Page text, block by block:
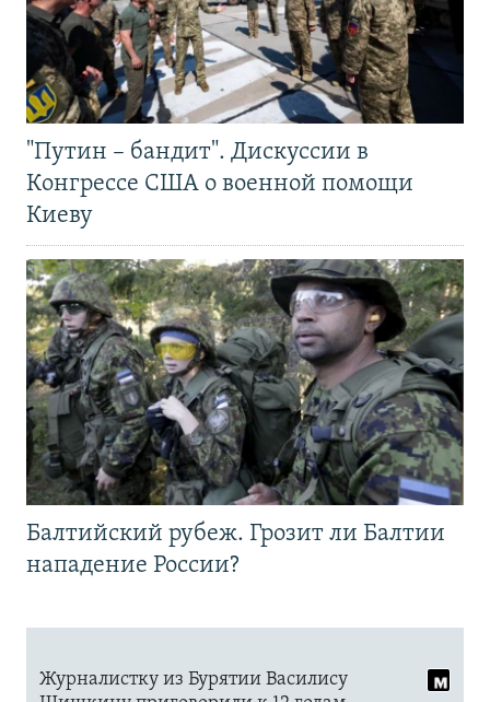
"Путин – бандит". Дискуссии в
Конгрессе США о военной помощи
Киеву
Балтийский рубеж. Грозит ли Балтии
нападение России?